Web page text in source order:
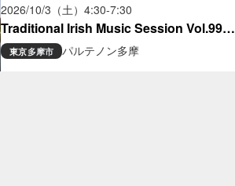
2026/10/3（土） 4:30-7:30
Traditional Irish Music Session Vol.99＠
Parthenon Tama
東京多摩市 パルテノン多摩